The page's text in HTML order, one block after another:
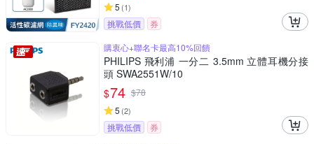
5 (1)
挑戰低價
券
購衷心+聯名卡最高10%回饋
PHILIPS 飛利浦 一分二 3.5mm 立體耳機分接
頭 SWA2551W/10
$74 $78
5 (2)
挑戰低價
券